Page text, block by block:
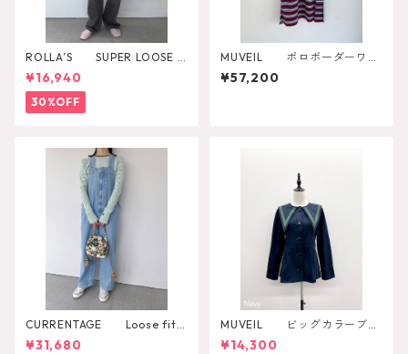
ROLLA’S SUPER LOOSE B
LACK STONE
¥16,940
30%OFF
MUVEIL ポロボーダーワン
ピース MA262UA001
¥57,200
CURRENTAGE Loose fitti
ng overall
¥31,680
MUVEIL ビッグカラーブラ
ウス
¥14,300